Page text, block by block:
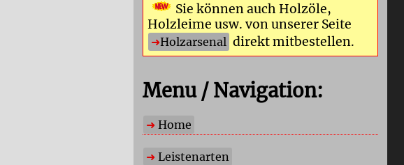
Sie können auch Holzöle,
Holzleime usw. von unserer Seite
Holzarsenal direkt mitbestellen.
Menu / Navigation:
Home
Leistenarten